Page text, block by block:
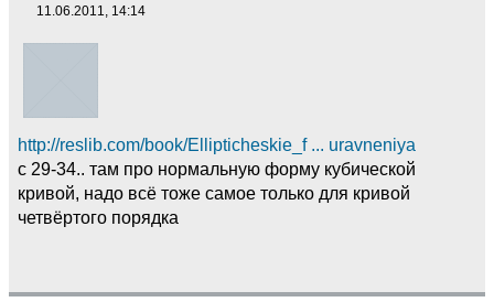
11.06.2011, 14:14
http://reslib.com/book/Ellipticheskie_f ... uravneniya
с 29-34.. там про нормальную форму кубической
кривой, надо всё тоже самое только для кривой
четвёртого порядка